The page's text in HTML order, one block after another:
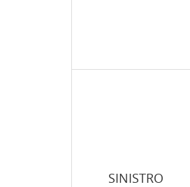
SINISTRO